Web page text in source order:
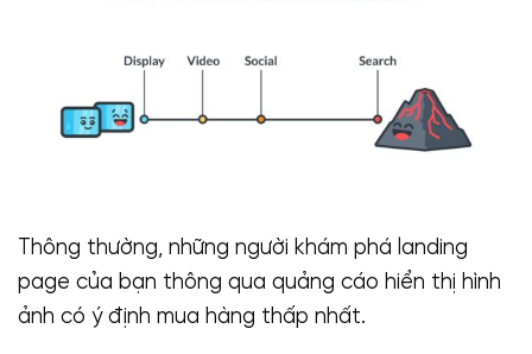
Thông thường, những người khám phá landing
page của bạn thông qua quảng cáo hiển thị hình
ảnh có ý định mua hàng thấp nhất.